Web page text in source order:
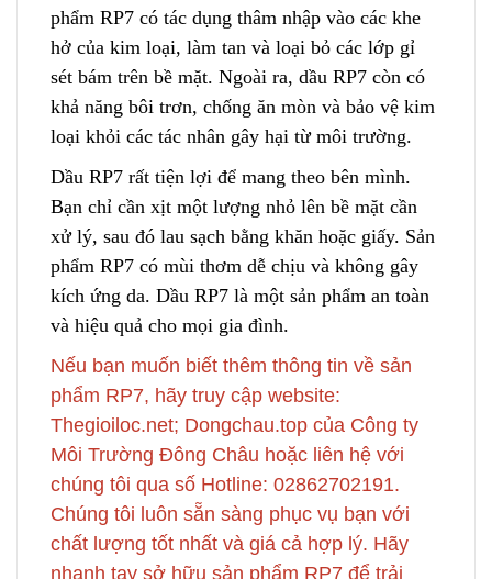
phẩm RP7 có tác dụng thâm nhập vào các khe
hở của kim loại, làm tan và loại bỏ các lớp gỉ
sét bám trên bề mặt. Ngoài ra, dầu RP7 còn có
khả năng bôi trơn, chống ăn mòn và bảo vệ kim
loại khỏi các tác nhân gây hại từ môi trường.
Dầu RP7 rất tiện lợi để mang theo bên mình.
Bạn chỉ cần xịt một lượng nhỏ lên bề mặt cần
xử lý, sau đó lau sạch bằng khăn hoặc giấy. Sản
phẩm RP7 có mùi thơm dễ chịu và không gây
kích ứng da. Dầu RP7 là một sản phẩm an toàn
và hiệu quả cho mọi gia đình.
Nếu bạn muốn biết thêm thông tin về sản
phẩm RP7, hãy truy cập website:
Thegioiloc.net; Dongchau.top của Công ty
Môi Trường Đông Châu hoặc liên hệ với
chúng tôi qua số Hotline: 02862702191.
Chúng tôi luôn sẵn sàng phục vụ bạn với
chất lượng tốt nhất và giá cả hợp lý. Hãy
nhanh tay sở hữu sản phẩm RP7 để trải